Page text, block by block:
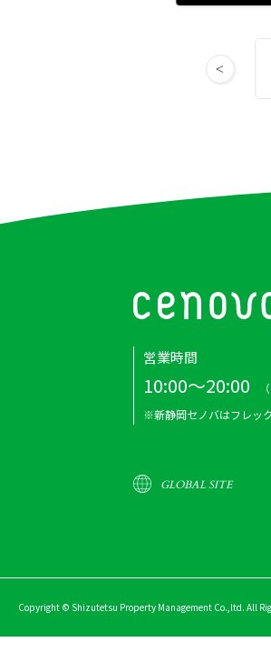
営業時間
10:00～20:00
※新静岡セノバはフレッ
GLOBAL SITE
Copyright © Shizutetsu Property Management Co.,ltd. All